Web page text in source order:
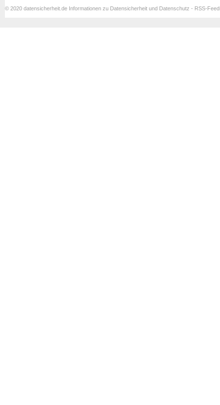
© 2020 datensicherheit.de Informationen zu Datensicherheit und Datenschutz - RSS-